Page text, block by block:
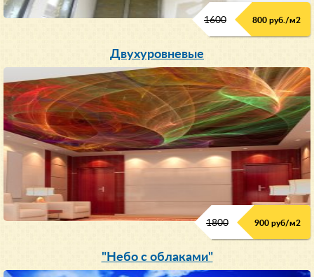
1600 800 руб./м2
Двухуровневые
1800 900 руб/м2
"Небо с облаками"